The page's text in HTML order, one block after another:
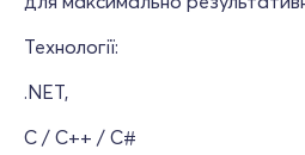
Технології:
.NET,
C / C++ / C#